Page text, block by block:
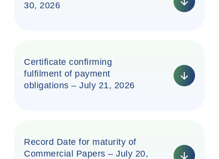
30, 2026
Certificate confirming
fulfilment of payment
obligations – July 21, 2026
Record Date for maturity of
Commercial Papers – July 20,